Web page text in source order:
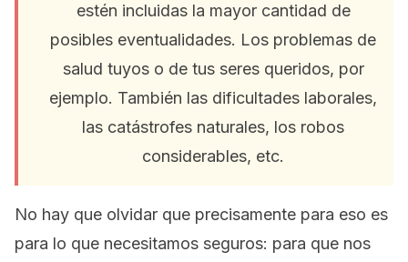
estén incluidas la mayor cantidad de
posibles eventualidades. Los problemas de
salud tuyos o de tus seres queridos, por
ejemplo. También las dificultades laborales,
las catástrofes naturales, los robos
considerables, etc.
No hay que olvidar que precisamente para eso es
para lo que necesitamos seguros: para que nos